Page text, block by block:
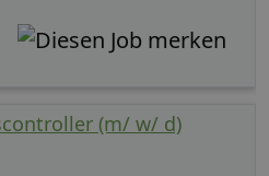
(m/ w/ d)